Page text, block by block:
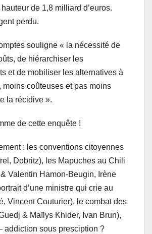
de 1,8 milliard d’euros.
perdu.
souligne « la nécessité de
de hiérarchiser les
et de mobiliser les alternatives à
moins coûteuses et pas moins
la récidive ».
de cette enquête !
: les conventions citoyennes
Dobritz), les Mapuches au Chili
Valentin Hamon-Beugin, Irène
d’une ministre qui crie au
Vincent Couturier), le combat des
& Maïlys Khider, Ivan Brun),
addiction sous presciption ?